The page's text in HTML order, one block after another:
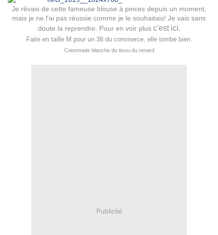
Je rêvais de cette fameuse blouse à pinces depuis un moment,
mais je ne l'ai pas réussie comme je le souhaitais! Je vais sans
doute la reprendre. Pour en voir plus c'est ici.
Faite en taille M pour un 38 du commerce, elle tombe bien.
Cotonnade blanche du tissu du renard
Publicité